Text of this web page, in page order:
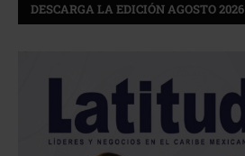
DESCARGA LA EDICIÓN AGOSTO 2026